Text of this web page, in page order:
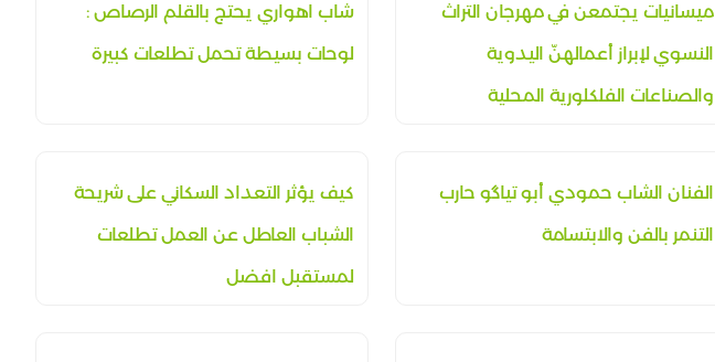
ميسانيات يجتمعن في مهرجان التراث
النسوي لإبراز أعمالهنّ اليدوية
والصناعات الفلكلورية المحلية
شاب اهواري يحتج بالقلم الرصاص :
لوحات بسيطة تحمل تطلعات كبيرة
الفنان الشاب حمودي أبو تياگو حارب
التنمر بالفن والابتسامة
كيف يؤثر التعداد السكاني على شريحة
الشباب العاطل عن العمل تطلعات
لمستقبل افضل